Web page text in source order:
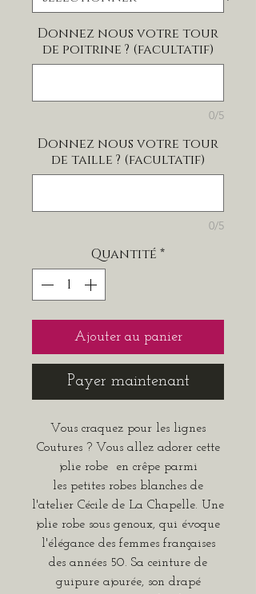
Donnez nous votre tour
de poitrine ? (facultatif)
0/5
Donnez nous votre tour
de taille ? (facultatif)
0/5
Quantité *
Ajouter au panier
Payer maintenant
Vous craquez pour les lignes
Coutures ? Vous allez adorer cette
jolie robe en crêpe parmi
les petites robes blanches de
l'atelier Cécile de La Chapelle. Une
jolie robe sous genoux, qui évoque
l'élégance des femmes françaises
des années 50. Sa ceinture de
guipure ajourée, son drapé